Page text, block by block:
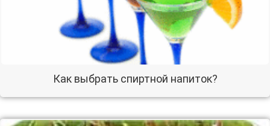
Как выбрать спиртной напиток?